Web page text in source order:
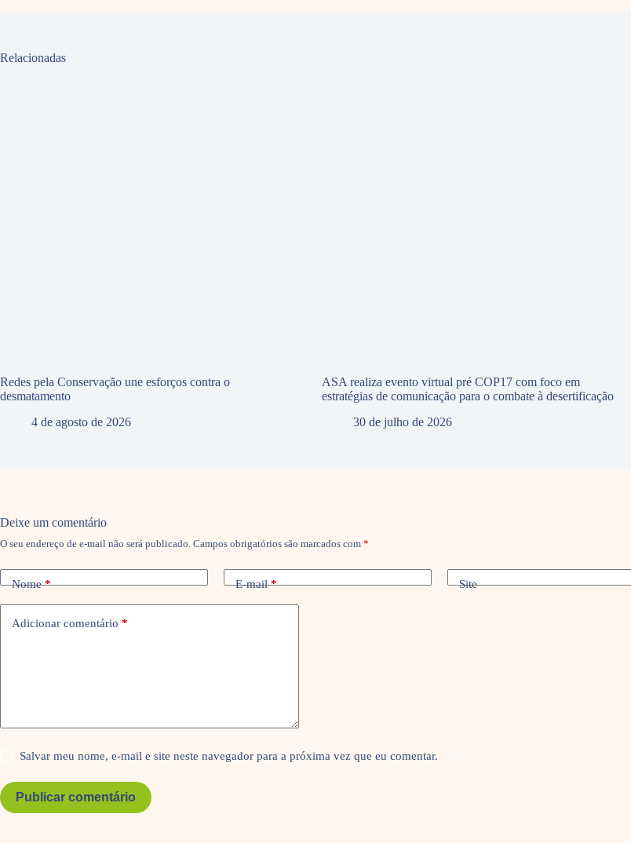
Relacionadas
Redes pela Conservação une esforços contra o
desmatamento
4 de agosto de 2026
ASA realiza evento virtual pré COP17 com foco em
estratégias de comunicação para o combate à desertificação
30 de julho de 2026
Deixe um comentário
O seu endereço de e-mail não será publicado. Campos obrigatórios são marcados com *
Nome* E-mail* Site
Adicionar comentário *
Salvar meu nome, e-mail e site neste navegador para a próxima vez que eu comentar.
Publicar comentário